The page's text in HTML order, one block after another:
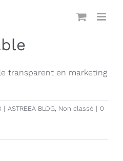
transparent en marketing
| ASTREEA BLOG, Non classé | 0